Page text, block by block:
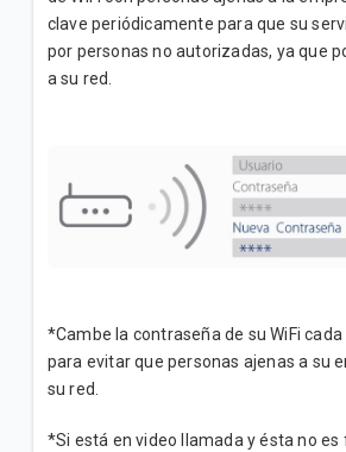
clave periódicamente para que su
por personas no autorizadas, ya que
a su red.
*Cambe la contraseña de su WiFi
para evitar que personas ajenas a su
su red.
*Si está en video llamada y ésta no es